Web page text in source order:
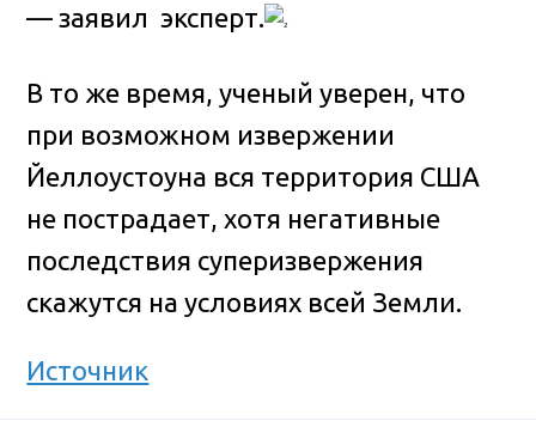
— заявил эксперт.
В то же время, ученый уверен, что
при возможном извержении
Йеллоустоуна вся территория США
не пострадает, хотя негативные
последствия суперизвержения
скажутся на условиях всей Земли.
Источник